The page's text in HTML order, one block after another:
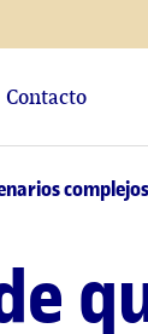
Contacto
complejos